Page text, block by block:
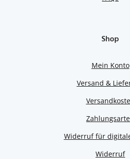
Shop
Mein Konto
Versand &
Widerruf für
Widerruf